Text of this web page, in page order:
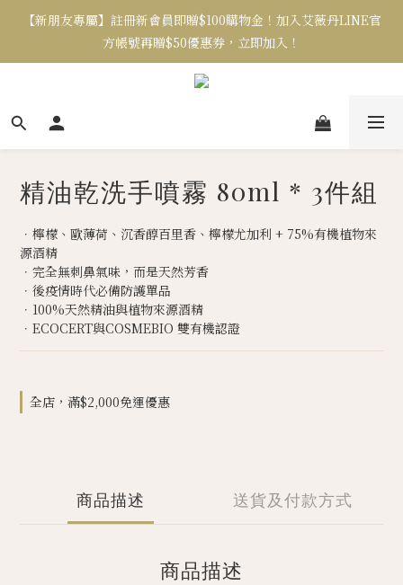
【新朋友專屬】註冊新會員即贈$100購物金！加入艾薇丹LINE官
方帳號再贈$50優惠券，立即加入！
精油乾洗手噴霧 80ml * 3件組
．檸檬、歐薄荷、沉香醇百里香、檸檬尤加利 + 75%有機植物來
源酒精
．完全無刺鼻氣味，而是天然芳香
．後疫情時代必備防護單品
．100%天然精油與植物來源酒精
．ECOCERT與COSMEBIO 雙有機認證
全店，滿$2,000免運優惠
商品描述 送貨及付款方式
商品描述